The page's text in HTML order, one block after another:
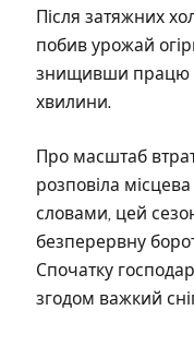
Після затяжних
побив урожай
знищивши працю
хвилини.
Про масштаб
розповіла
словами, цей
безперервну
Спочатку
згодом важкий